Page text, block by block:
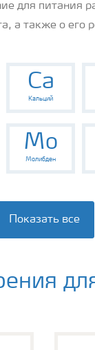
для питания
а также о его
Ca
Кальций
Mo
Молибден
Показать все